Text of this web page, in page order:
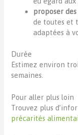
proposer
de toutes et
adaptées à
Durée
Estimez environ
semaines.
Pour aller plus loin
Trouvez plus
précarités